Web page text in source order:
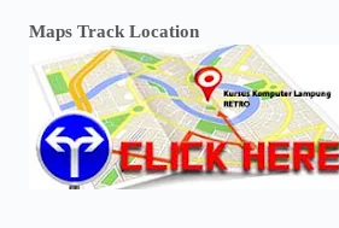
Maps Track Location